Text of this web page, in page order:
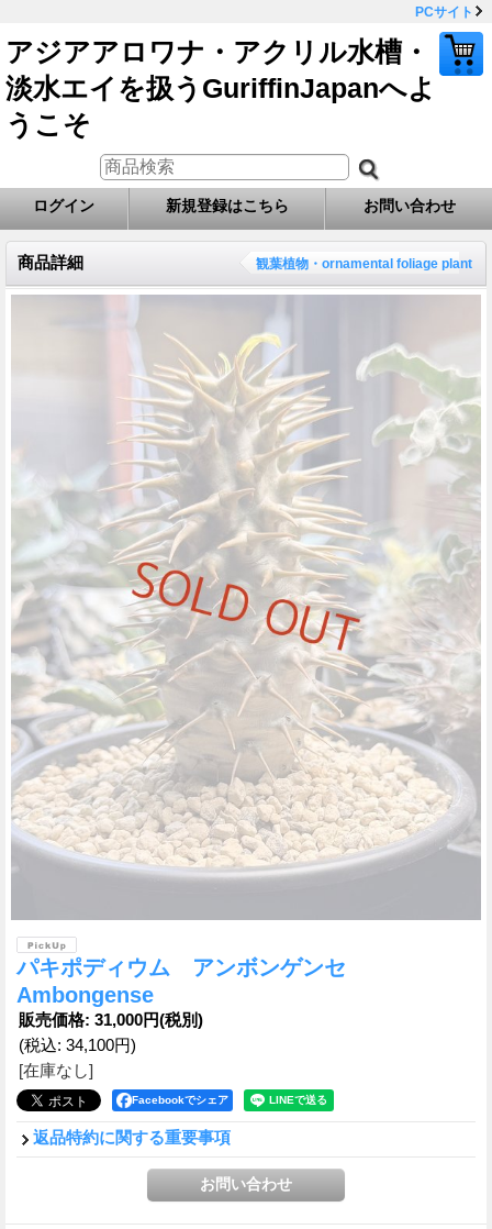
PCサイト
アジアアロワナ・アクリル水槽・
淡水エイを扱うGuriffinJapanへよ
うこそ
ログイン 新規登録はこちら お問い合わせ
商品詳細 観葉植物・ornamental foliage plant
パキポディウム アンボンゲンセ
Ambongense
販売価格: 31,000円(税別)
(税込: 34,100円)
[在庫なし]
Facebookでシェア
返品特約に関する重要事項